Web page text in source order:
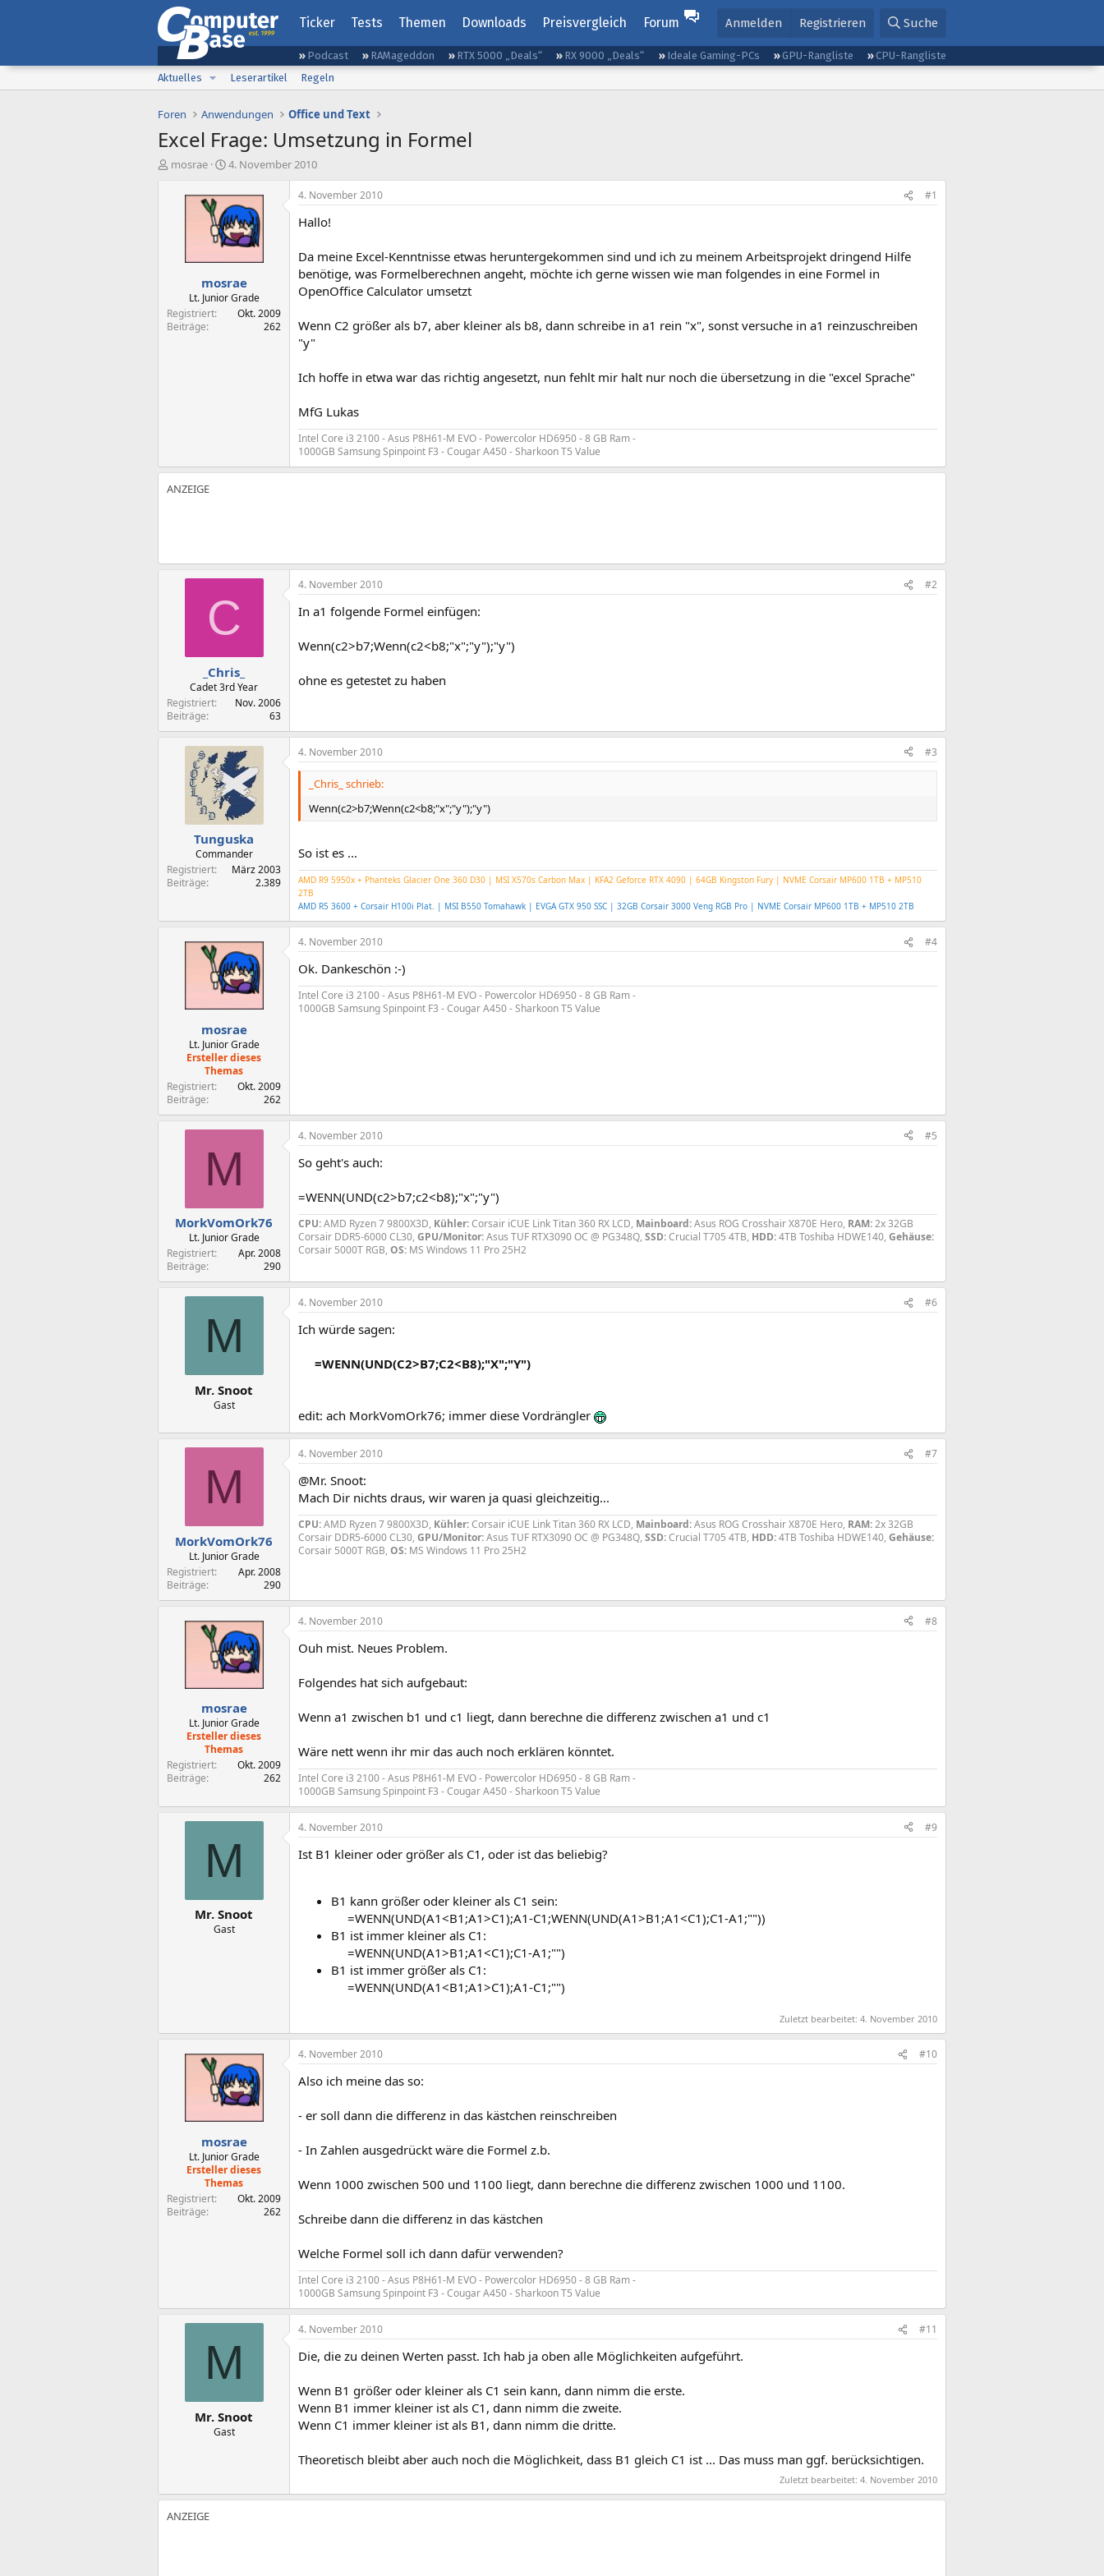
Ticker Tests Themen Downloads Preisvergleich Forum Anmelden Registrieren Suche
Podcast RAMageddon RTX 5000 „Deals“ RX 9000 „Deals“ Ideale Gaming-PCs GPU-Rangliste
CPU-Rangliste
Aktuelles
Leserartikel Regeln
Foren Anwendungen Office und Text
Excel Frage: Umsetzung in Formel
E
mosrae
E
s
t
e
l
t
a
m
4. November 2010
mosrae
Lt. Junior Grade
Registriert
Okt. 2009
Beiträge
262
4. November 2010 #1
Hallo!
Da meine Excel-Kenntnisse etwas heruntergekommen sind und ich zu meinem Arbeitsprojekt dringend Hilfe
benötige, was Formelberechnen angeht, möchte ich gerne wissen wie man folgendes in eine Formel in
OpenOffice Calculator umsetzt
Wenn C2 größer als b7, aber kleiner als b8, dann schreibe in a1 rein "x", sonst versuche in a1 reinzuschreiben
"y"
Ich hoffe in etwa war das richtig angesetzt, nun fehlt mir halt nur noch die übersetzung in die "excel Sprache"
MfG Lukas
Intel Core i3 2100 - Asus P8H61-M EVO - Powercolor HD6950 - 8 GB Ram -
1000GB Samsung Spinpoint F3 - Cougar A450 - Sharkoon T5 Value
C
_Chris_
Cadet 3rd Year
Registriert
Nov. 2006
Beiträge
63
4. November 2010 #2
In a1 folgende Formel einfügen:
Wenn(c2>b7;Wenn(c2<b8;"x";"y");"y")
ohne es getestet zu haben
Tunguska
Commander
Registriert
März 2003
Beiträge
2.389
4. November 2010 #3
_Chris_ schrieb:
Wenn(c2>b7;Wenn(c2<b8;"x";"y");"y")
So ist es ...
AMD R9 5950x + Phanteks Glacier One 360 D30 | MSI X570s Carbon Max | KFA2 Geforce RTX 4090 | 64GB Kingston Fury | NVME Corsair MP600 1TB + MP510
2TB
AMD R5 3600 + Corsair H100i Plat. | MSI B550 Tomahawk | EVGA GTX 950 SSC | 32GB Corsair 3000 Veng RGB Pro | NVME Corsair MP600 1TB + MP510 2TB
mosrae
Lt. Junior Grade
Ersteller dieses
Themas
Registriert
Okt. 2009
Beiträge
262
4. November 2010 #4
Ok. Dankeschön :-)
Intel Core i3 2100 - Asus P8H61-M EVO - Powercolor HD6950 - 8 GB Ram -
1000GB Samsung Spinpoint F3 - Cougar A450 - Sharkoon T5 Value
M
MorkVomOrk76
Lt. Junior Grade
Registriert
Apr. 2008
Beiträge
290
4. November 2010 #5
So geht's auch:
=WENN(UND(c2>b7;c2<b8);"x";"y")
CPU:AMD Ryzen 7 9800X3D, Kühler:Corsair iCUE Link Titan 360 RX LCD, Mainboard:Asus ROG Crosshair X870E Hero, RAM:2x 32GB
Corsair DDR5-6000 CL30, GPU/Monitor:Asus TUF RTX3090 OC @ PG348Q, SSD:Crucial T705 4TB, HDD:4TB Toshiba HDWE140, Gehäuse:
Corsair 5000T RGB, OS: MS Windows 11 Pro 25H2
M
Mr. Snoot
Gast
4. November 2010 #6
Ich würde sagen:
=WENN(UND(C2>B7;C2<B8);"X";"Y")
edit: ach MorkVomOrk76; immer diese Vordrängler
M
MorkVomOrk76
Lt. Junior Grade
Registriert
Apr. 2008
Beiträge
290
4. November 2010 #7
@Mr. Snoot:
Mach Dir nichts draus, wir waren ja quasi gleichzeitig...
CPU:AMD Ryzen 7 9800X3D, Kühler:Corsair iCUE Link Titan 360 RX LCD, Mainboard:Asus ROG Crosshair X870E Hero, RAM:2x 32GB
Corsair DDR5-6000 CL30, GPU/Monitor:Asus TUF RTX3090 OC @ PG348Q, SSD:Crucial T705 4TB, HDD:4TB Toshiba HDWE140, Gehäuse:
Corsair 5000T RGB, OS: MS Windows 11 Pro 25H2
mosrae
Lt. Junior Grade
Ersteller dieses
Themas
Registriert
Okt. 2009
Beiträge
262
4. November 2010 #8
Ouh mist. Neues Problem.
Folgendes hat sich aufgebaut:
Wenn a1 zwischen b1 und c1 liegt, dann berechne die differenz zwischen a1 und c1
Wäre nett wenn ihr mir das auch noch erklären könntet.
Intel Core i3 2100 - Asus P8H61-M EVO - Powercolor HD6950 - 8 GB Ram -
1000GB Samsung Spinpoint F3 - Cougar A450 - Sharkoon T5 Value
M
Mr. Snoot
Gast
4. November 2010 #9
Ist B1 kleiner oder größer als C1, oder ist das beliebig?
B1 kann größer oder kleiner als C1 sein:
=WENN(UND(A1<B1;A1>C1);A1-C1;WENN(UND(A1>B1;A1<C1);C1-A1;""))​
B1 ist immer kleiner als C1:
=WENN(UND(A1>B1;A1<C1);C1-A1;"")​
B1 ist immer größer als C1:
=WENN(UND(A1<B1;A1>C1);A1-C1;"")​
Zuletzt bearbeitet: 4. November 2010
mosrae
Lt. Junior Grade
Ersteller dieses
Themas
Registriert
Okt. 2009
Beiträge
262
4. November 2010 #10
Also ich meine das so:
- er soll dann die differenz in das kästchen reinschreiben
- In Zahlen ausgedrückt wäre die Formel z.b.
Wenn 1000 zwischen 500 und 1100 liegt, dann berechne die differenz zwischen 1000 und 1100.
Schreibe dann die differenz in das kästchen
Welche Formel soll ich dann dafür verwenden?
Intel Core i3 2100 - Asus P8H61-M EVO - Powercolor HD6950 - 8 GB Ram -
1000GB Samsung Spinpoint F3 - Cougar A450 - Sharkoon T5 Value
M
Mr. Snoot
Gast
4. November 2010 #11
Die, die zu deinen Werten passt. Ich hab ja oben alle Möglichkeiten aufgeführt.
Wenn B1 größer oder kleiner als C1 sein kann, dann nimm die erste.
Wenn B1 immer kleiner ist als C1, dann nimm die zweite.
Wenn C1 immer kleiner ist als B1, dann nimm die dritte.
Theoretisch bleibt aber auch noch die Möglichkeit, dass B1 gleich C1 ist ... Das muss man ggf. berücksichtigen.
Zuletzt bearbeitet: 4. November 2010